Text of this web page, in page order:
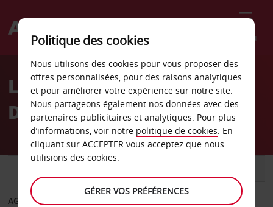
Menu
Welcome
AvisLocation de voiture au
Danemark
AGENCE DE DÉPART
Politique des cookies
Nous utilisons des cookies pour vous proposer des
offres personnalisées, pour des raisons analytiques
et pour améliorer votre expérience sur notre site.
Nous partageons également nos données avec des
partenaires publicitaires et analytiques. Pour plus
d’informations, voir notre politique de cookies. En
cliquant sur ACCEPTER vous acceptez que nous
utilisions des cookies.
GÉRER VOS PRÉFÉRENCES